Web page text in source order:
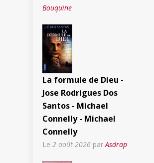
Bouquine
La formule de Dieu -
Jose Rodrigues Dos
Santos - Michael
Connelly - Michael
Connelly
Le 2 août 2026 parAsdrap